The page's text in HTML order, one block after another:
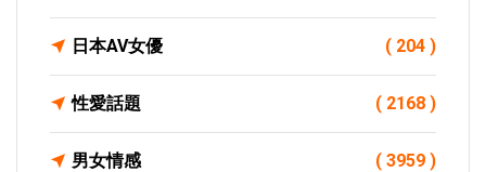
日本AV女優 ( 204 )
性愛話題 ( 2168 )
男女情感 ( 3959 )